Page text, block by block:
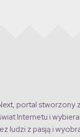
portal stworzony
Internetu i
ludzi z pasją i